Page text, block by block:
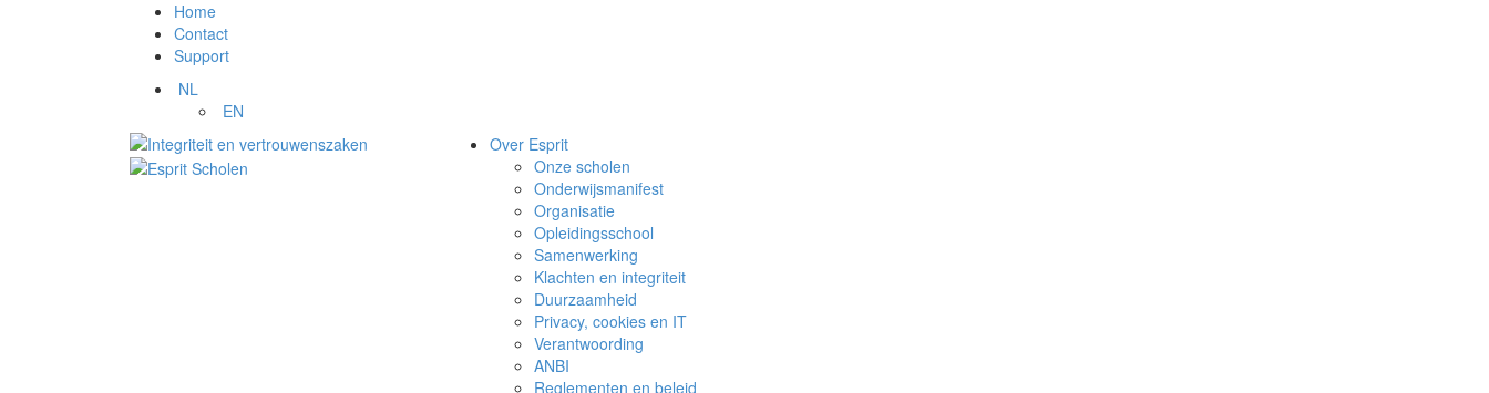
Home
Contact
Support
NL
EN
Over Esprit
Onze scholen
Onderwijsmanifest
Organisatie
Opleidingsschool
Samenwerking
Klachten en integriteit
Duurzaamheid
Privacy, cookies en IT
Verantwoording
ANBI
Reglementen en beleid